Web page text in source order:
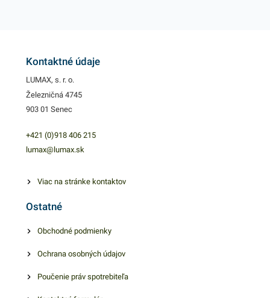
Kontaktné údaje
LUMAX, s. r. o.
Železničná 4745
903 01 Senec
+421 (0)918 406 215
lumax@lumax.sk
Viac na stránke kontaktov
Ostatné
Obchodné podmienky
Ochrana osobných údajov
Poučenie práv spotrebiteľa